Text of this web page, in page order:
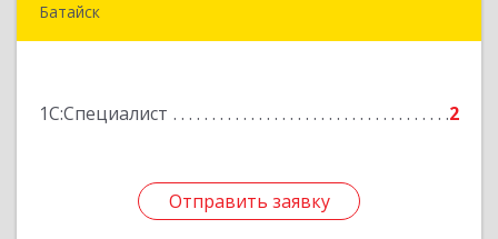
Батайск
1С:Специалист 2
Отправить заявку
Подробнее
Отправить заявку